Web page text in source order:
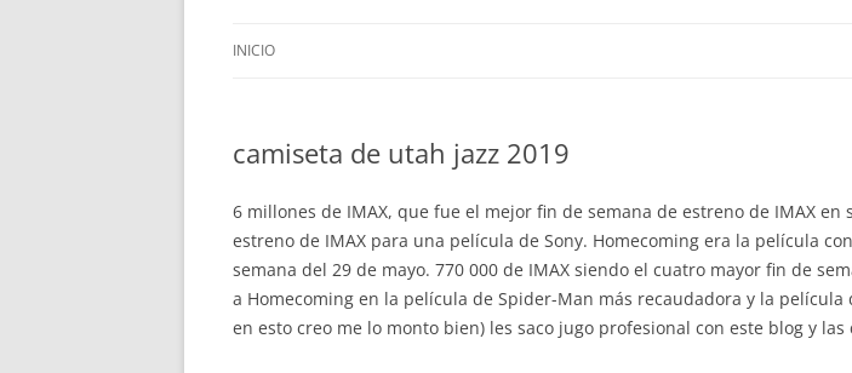
INICIO
camiseta de utah jazz 2019
6 millones de IMAX, que fue el mejor fin de semana de estreno de IMAX en
estreno de IMAX para una película de Sony. Homecoming era la película
semana del 29 de mayo. 770 000 de IMAX siendo el cuatro mayor fin de
a Homecoming en la película de Spider-Man más recaudadora y la
en esto creo me lo monto bien) les saco jugo profesional con este blog y